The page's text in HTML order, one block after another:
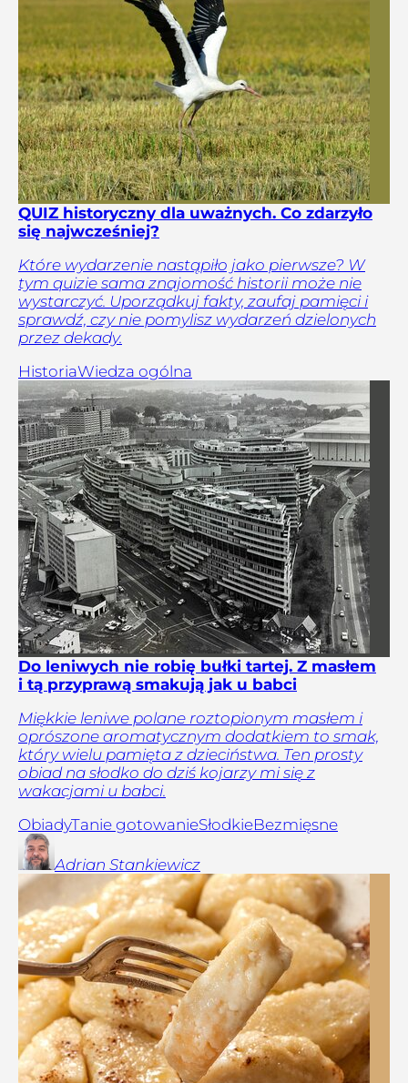
QUIZ historyczny dla uważnych. Co zdarzyło
się najwcześniej?
Które wydarzenie nastąpiło jako pierwsze? W
tym quizie sama znajomość historii może nie
wystarczyć. Uporządkuj fakty, zaufaj pamięci i
sprawdź, czy nie pomylisz wydarzeń dzielonych
przez dekady.
HistoriaWiedza ogólna
Do leniwych nie robię bułki tartej. Z masłem
i tą przyprawą smakują jak u babci
Miękkie leniwe polane roztopionym masłem i
oprószone aromatycznym dodatkiem to smak,
który wielu pamięta z dzieciństwa. Ten prosty
obiad na słodko do dziś kojarzy mi się z
wakacjami u babci.
ObiadyTanie gotowanieSłodkieBezmięsne
Adrian Stankiewicz